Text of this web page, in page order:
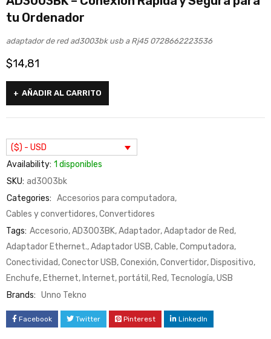
tu Ordenador
adaptador de red ad3003bk usb a Rj45 0728662223536
$14,81
AÑADIR AL CARRITO
($) - USD
Availability: 1 disponibles
SKU: ad3003bk
Categories: Accesorios para computadora,
Cables y convertidores,Convertidores
Tags: Accesorio,AD3003BK,Adaptador,Adaptador de Red,
Adaptador Ethernet.,Adaptador USB,Cable,Computadora,
Conectividad,Conector USB,Conexión,Convertidor,Dispositivo,
Enchufe,Ethernet,Internet,portátil,Red, Tecnología,USB
Brands: Unno Tekno
Facebook Twitter Pinterest LinkedIn